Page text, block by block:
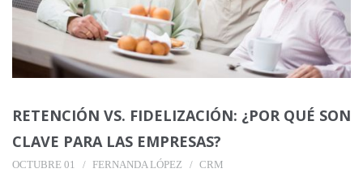
RETENCIÓN VS. FIDELIZACIÓN: ¿POR QUÉ SON
CLAVE PARA LAS EMPRESAS?
OCTUBRE 01 FERNANDA LÓPEZ CRM